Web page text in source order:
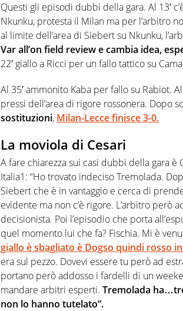
Questi gli episodi dubbi della gara. Al 13′
Nkunku, protesta il Milan ma per l’arbitro
al limite dell’area di Siebert su Nkunku,
Var all’on field review e cambia idea,
22′ giallo a Ricci per un fallo tattico su
Al 35′ ammonito Kaba per fallo su Rabiot.
pressi dell’area di rigore rossonera. Dopo
sostituzioni, Milan-Lecce finisce 3-0.
La moviola di Cesari
A fare chiarezza sui casi dubbi della gara è
Italia1: “Ho trovato indeciso Tremolada.
Siebert che è in vantaggio e cerca di
evidente ma non c’è rigore. L’arbitro però
decisionista. Poi l’episodio che porta
quel momento lui che fa? Fischia. Mi è
giallo è sbagliato è Dogso quindi rosso
era sul pezzo. Dovevi essere tu però ad
portano però addosso i fardelli di un
mandare arbitri esperti. Tremolada
non lo hanno tutelato”.